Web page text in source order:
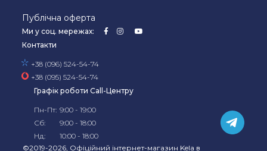
Публічна оферта
Ми у соц. мережах:
Контакти
+38 (096) 524-54-74
+38 (095) 524-54-74
Графік роботи Call-Центру
Пн-Пт:
Сб:
Нд:
9:00 - 19:00
9:00 - 18:00
10:00 - 18:00
©2019-2026, Офіційний інтернет-магазин Kela в